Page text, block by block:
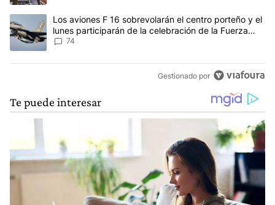
Un artículo de tendencia con el título "Los aviones F 16
Los aviones F 16 sobrevolarán el centro porteño y el
lunes participarán de la celebración de la Fuerza
Aérea
74
Gestionado por